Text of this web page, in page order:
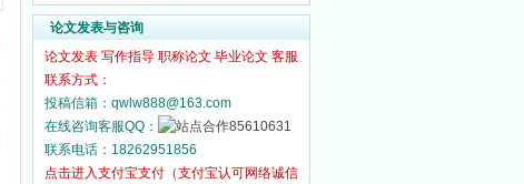
论文发表与咨询
论文发表 写作指导 职称论文 毕业论文 客服
联系方式：
投稿信箱：qwlw888@163.com
在线咨询客服QQ：
85610631
联系电话：18262951856
点击进入支付宝支付（支付宝认可网络诚信